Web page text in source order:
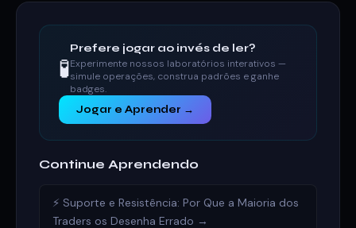
🧪
Prefere jogar ao invés de ler?
Experimente nossos laboratórios interativos —
simule operações, construa padrões e ganhe
badges.
Jogar e Aprender →
Continue Aprendendo
⚡ Suporte e Resistência: Por Que a Maioria dos
Traders os Desenha Errado →